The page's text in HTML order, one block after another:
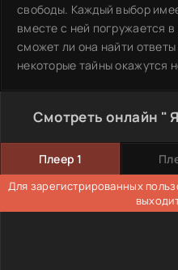
свободы. Каждый выбор
вместе с ней погружается
сможет ли она найти
некоторые тайны окажутся
Смотреть онлайн "
Плеер 1
Для зарегистрированных